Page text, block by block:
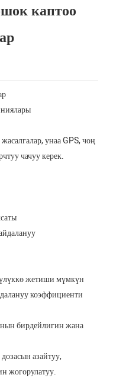
каптоо
унаа GPS, чоң
чачуу керек.
жетиши мүмкүн
коэффициенти
бирдейлигин жана
азайтуу,
жогорулатуу.